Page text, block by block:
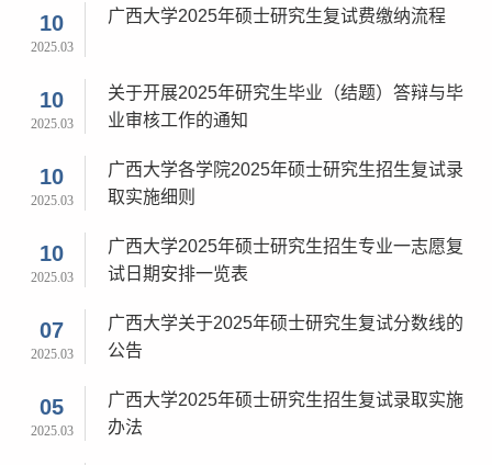
广西大学2025年硕士研究生复试费缴纳流程
10
2025.03
关于开展2025年研究生毕业（结题）答辩与毕
业审核工作的通知
10
2025.03
广西大学各学院2025年硕士研究生招生复试录
取实施细则
10
2025.03
广西大学2025年硕士研究生招生专业一志愿复
试日期安排一览表
10
2025.03
广西大学关于2025年硕士研究生复试分数线的
公告
07
2025.03
广西大学2025年硕士研究生招生复试录取实施
办法
05
2025.03